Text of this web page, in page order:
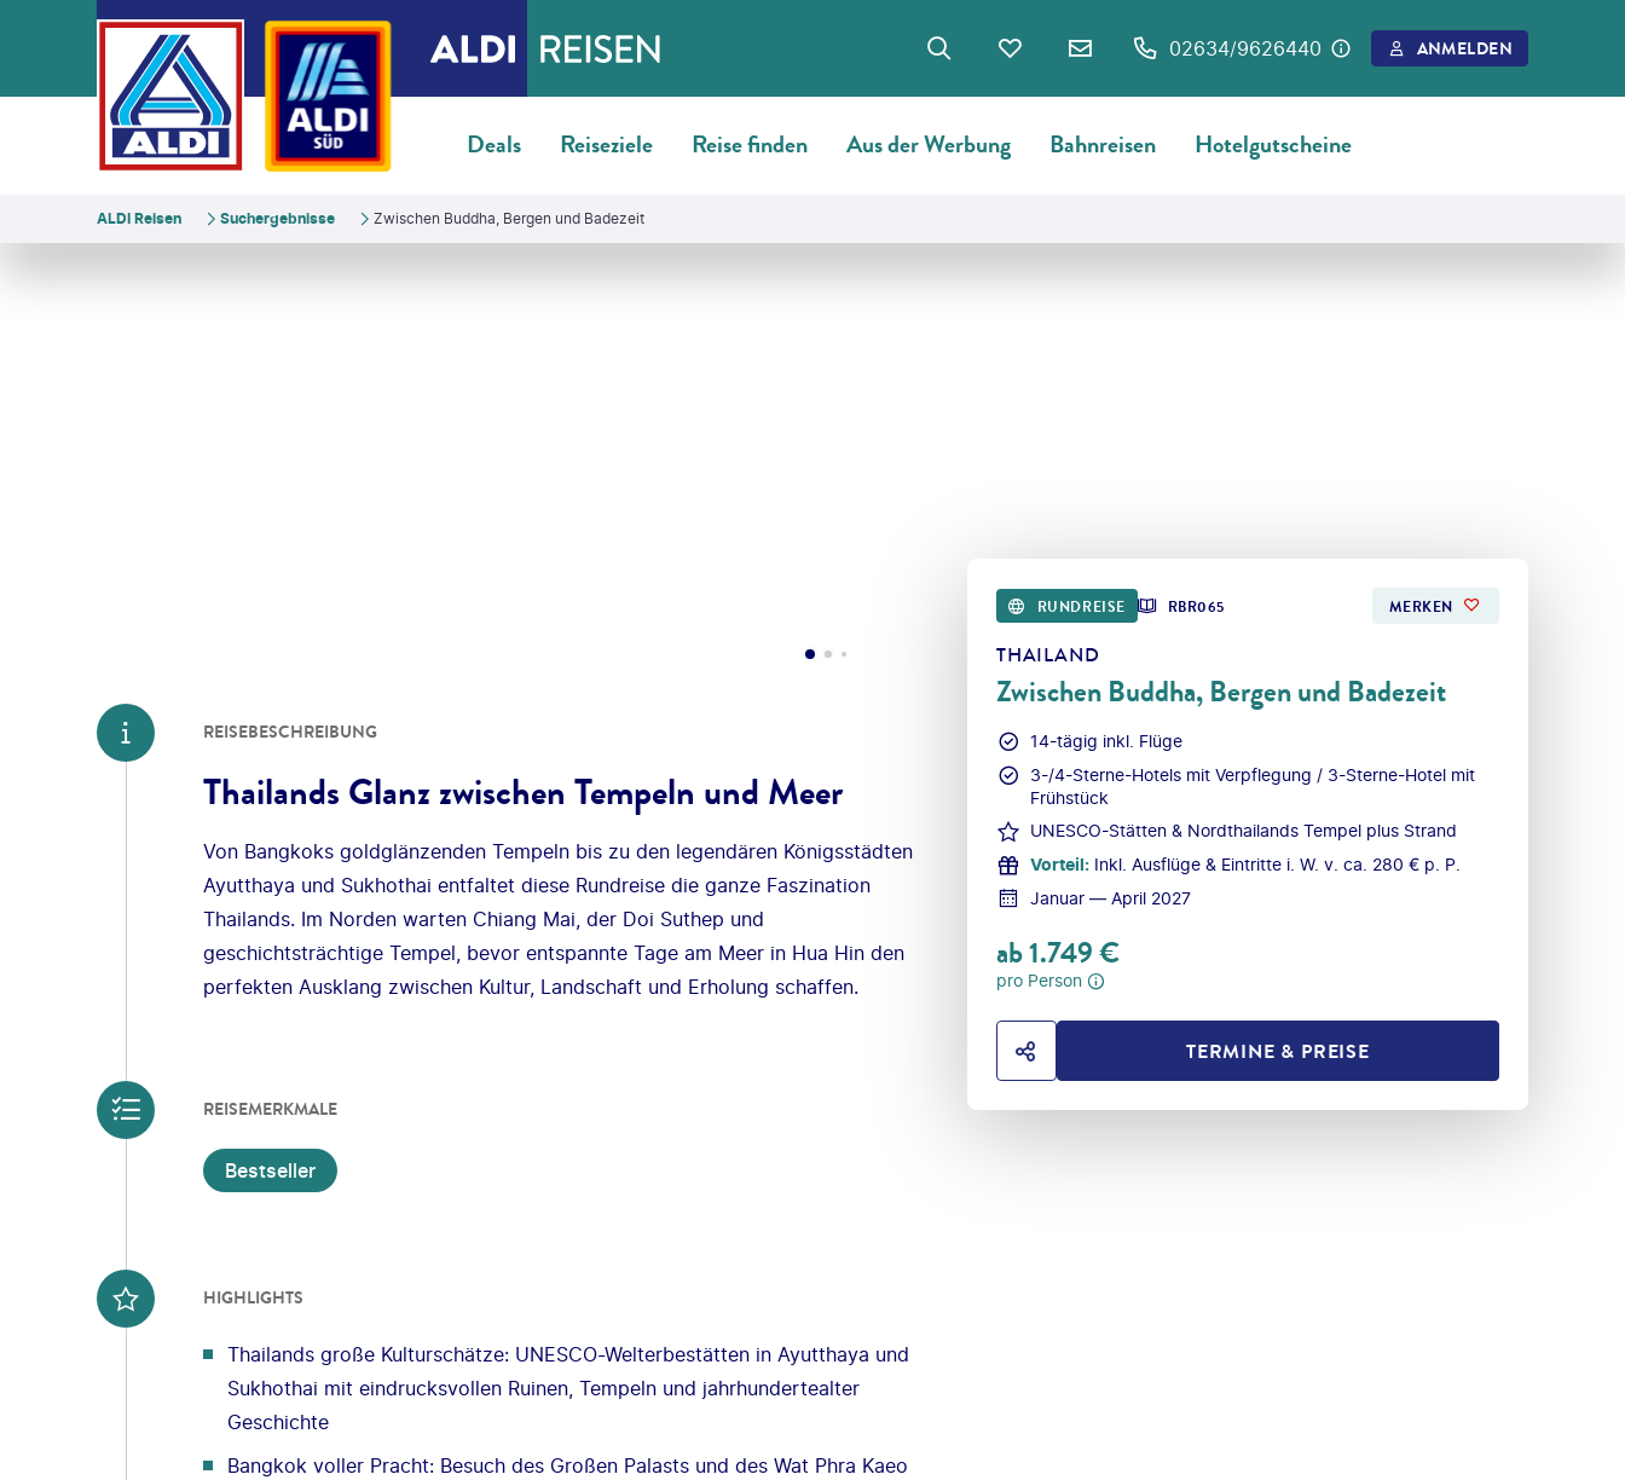
02634/9626440 ANMELDEN
Deals Reiseziele Reise finden Aus der Werbung Bahnreisen Hotelgutscheine
ALDI Reisen Suchergebnisse Zwischen Buddha, Bergen und Badezeit
RUNDREISE RBR065 MERKEN
THAILAND
Zwischen Buddha, Bergen und Badezeit
14-tägig inkl. Flüge
3-/4-Sterne-Hotels mit Verpflegung / 3-Sterne-Hotel mit
Frühstück
UNESCO-Stätten & Nordthailands Tempel plus Strand
Vorteil: Inkl. Ausflüge & Eintritte i. W. v. ca. 280 € p. P.
Januar — April 2027
ab1.749€
pro Person
TERMINE & PREISE
REISEBESCHREIBUNG
Thailands Glanz zwischen Tempeln und Meer
Von Bangkoks goldglänzenden Tempeln bis zu den legendären Königsstädten
Ayutthaya und Sukhothai entfaltet diese Rundreise die ganze Faszination
Thailands. Im Norden warten Chiang Mai, der Doi Suthep und
geschichtsträchtige Tempel, bevor entspannte Tage am Meer in Hua Hin den
perfekten Ausklang zwischen Kultur, Landschaft und Erholung schaffen.
REISEMERKMALE
Bestseller
HIGHLIGHTS
Thailands große Kulturschätze: UNESCO-Welterbestätten in Ayutthaya und
Sukhothai mit eindrucksvollen Ruinen, Tempeln und jahrhundertealter
Geschichte
Bangkok voller Pracht: Besuch des Großen Palasts und des Wat Phra Kaeo